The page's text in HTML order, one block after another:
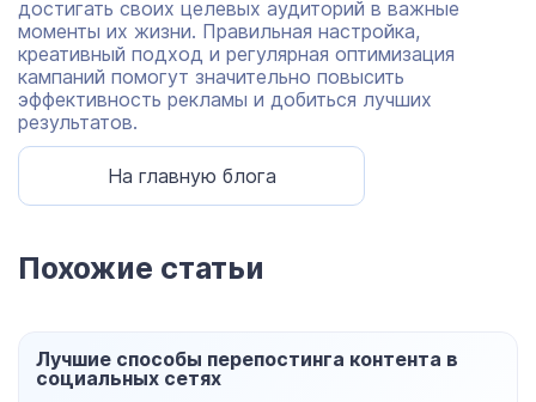
достигать своих целевых аудиторий в важные
моменты их жизни. Правильная настройка,
креативный подход и регулярная оптимизация
кампаний помогут значительно повысить
эффективность рекламы и добиться лучших
результатов.
На главную блога
Похожие статьи
Лучшие способы перепостинга контента в
социальных сетях